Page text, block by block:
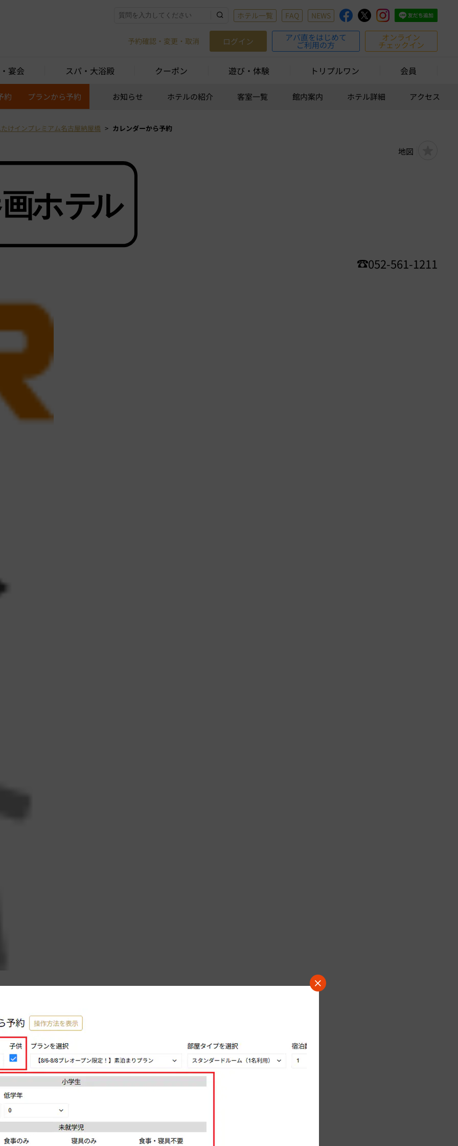
ホテル一覧 FAQ NEWS
予約確認・変更・取消 ログイン アパ直をはじめて
ご利用の方
オンライン
チェックイン
宴会 スパ・大浴殿 クーポン 遊び・体験 トリプルワン 会員
約 プランから予約 お知らせ ホテルの紹介 客室一覧 館内案内 ホテル詳細 アクセス
けインプレミアム名古屋納屋橋 カレンダーから予約
地図
052-561-1211